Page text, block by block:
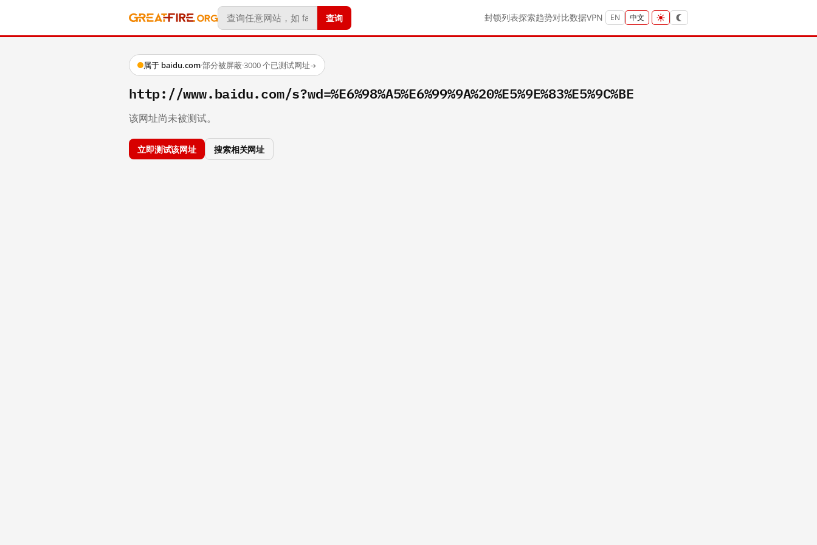
查询 封锁列表探索趋势对比数据VPN EN 中文
属于 baidu.com·部分被屏蔽·3000 个已测试网址→
http://www.baidu.com/s?wd=%E6%98%A5%E6%99%9A%20%E5%9E%83%E5%9C%BE
该网址尚未被测试。
立即测试该网址 搜索相关网址